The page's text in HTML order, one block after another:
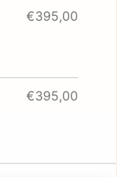
€395,00
€395,00